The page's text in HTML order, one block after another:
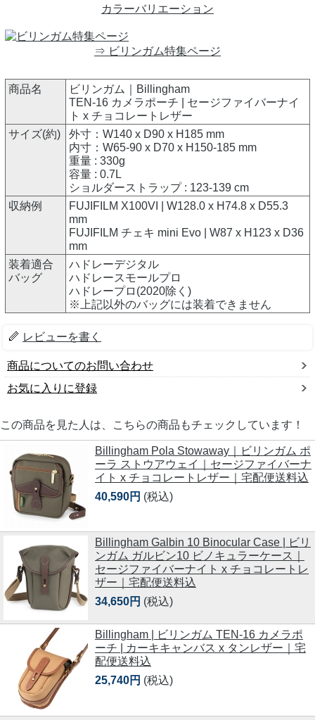
カラーバリエーション
⇒ ビリンガム特集ページ
商品名
ビリンガム｜Billingham
TEN-16 カメラポーチ | セージファイバーナイ
ト x チョコレートレザー
サイズ(約)
外寸：W140 x D90 x H185 mm
内寸：W65-90 x D70 x H150-185 mm
重量 : 330g
容量 : 0.7L
ショルダーストラップ : 123-139 cm
収納例
FUJIFILM X100VI | W128.0 x H74.8 x D55.3
mm
FUJIFILM チェキ mini Evo | W87 x H123 x D36
mm
装着適合
バッグ
ハドレーデジタル
ハドレースモールプロ
ハドレープロ(2020除く)
※上記以外のバッグには装着できません
レビューを書く
商品についてのお問い合わせ
お気に入りに登録
この商品を見た人は、こちらの商品もチェックしています！
Billingham Pola Stowaway｜ビリンガム ポ
ーラ ストウアウェイ｜セージファイバーナ
イト x チョコレートレザー｜宅配便送料込
40,590円 (税込)
Billingham Galbin 10 Binocular Case | ビリ
ンガム ガルビン10 ビノキュラーケース｜
セージファイバーナイト x チョコレートレ
ザー｜宅配便送料込
34,650円 (税込)
Billingham | ビリンガム TEN-16 カメラポ
ーチ | カーキキャンバス x タンレザー｜宅
配便送料込
25,740円 (税込)